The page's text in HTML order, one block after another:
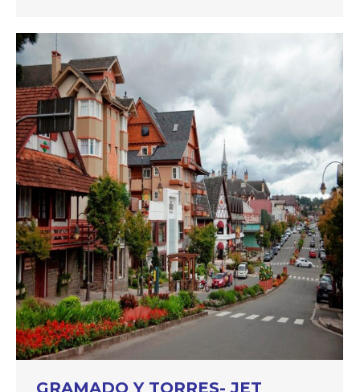
GRAMADO Y TORRES- JET